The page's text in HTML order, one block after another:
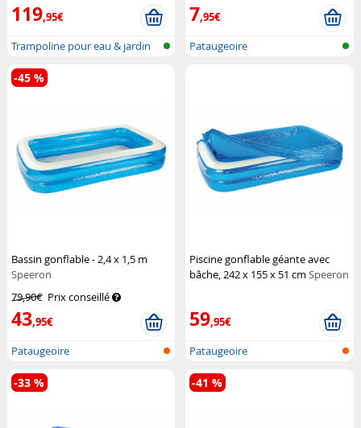
119,95€
Trampoline pour eau & jardin
7,95€
Pataugeoire
Bassin gonflable - 2,4 x 1,5 m
Speeron
79,90€ Prix conseillé
43,95€
-45 %
Pataugeoire
Piscine gonflable géante avec
bâche, 242 x 155 x 51 cmSpeeron
59,95€
Pataugeoire
-33 % -41 %